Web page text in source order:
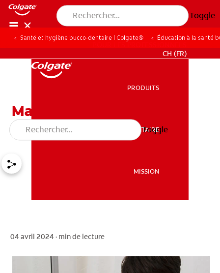
Toggle
SANTÉ BUCCO-DENTAIRE
MISSION
POUR LES PROFESSIONNELS
CH (FR)
PRODUITS
SANTÉ BUCCO-DENTAIRE
MISSION
Toggle
Santé et hygiène bucco-dentaire | Colgate® Éducation à la santé
Maladies parodontales et
diabète
04 avril 2024 · min de lecture